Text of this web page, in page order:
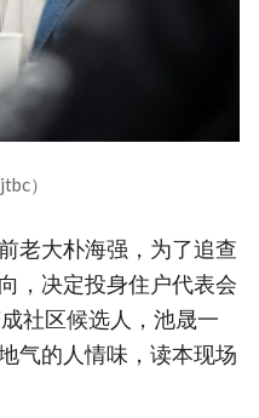
）
老大朴海强，为了追查
，决定投身住户代表会
社区候选人，池晟一
气的人情味，读本现场